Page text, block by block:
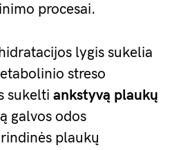
procesai.
lygis sukelia
streso
sukelti ankstyvą plaukų
galvos odos
plaukų